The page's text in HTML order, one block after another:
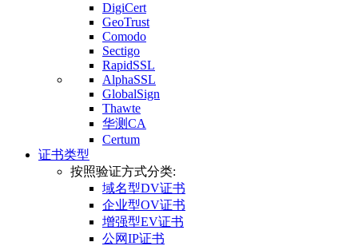
DigiCert
GeoTrust
Comodo
Sectigo
RapidSSL
AlphaSSL
GlobalSign
Thawte
华测CA
Certum
证书类型
按照验证方式分类:
域名型DV证书
企业型OV证书
增强型EV证书
公网IP证书